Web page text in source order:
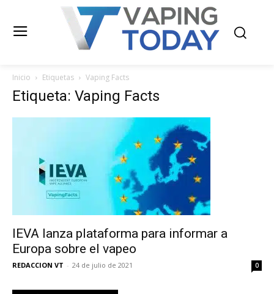
Inicio Etiquetas Vaping Facts
Etiqueta: Vaping Facts
IEVA lanza plataforma para informar a
Europa sobre el vapeo
REDACCION VT - 24 de julio de 2021 0